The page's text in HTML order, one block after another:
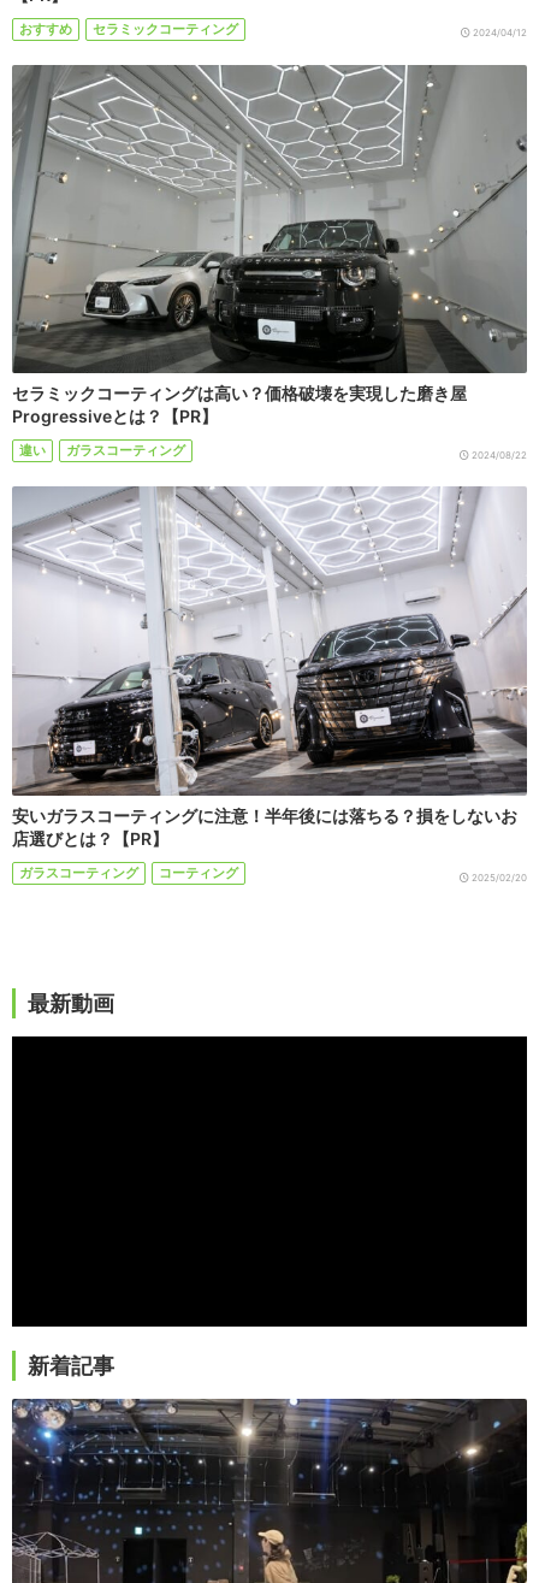
おすすめ セラミックコーティング 2024/04/12
セラミックコーティングは高い？価格破壊を実現した磨き屋
Progressiveとは？【PR】
違い ガラスコーティング 2024/08/22
安いガラスコーティングに注意！半年後には落ちる？損をしないお
店選びとは？【PR】
ガラスコーティング コーティング 2025/02/20
最新動画
新着記事